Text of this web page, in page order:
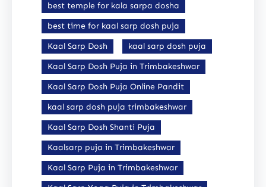
best temple for kala sarpa dosha
best time for kaal sarp dosh puja
Kaal Sarp Dosh
kaal sarp dosh puja
Kaal Sarp Dosh Puja in Trimbakeshwar
Kaal Sarp Dosh Puja Online Pandit
kaal sarp dosh puja trimbakeshwar
Kaal Sarp Dosh Shanti Puja
Kaalsarp puja in Trimbakeshwar
Kaal Sarp Puja in Trimbakeshwar